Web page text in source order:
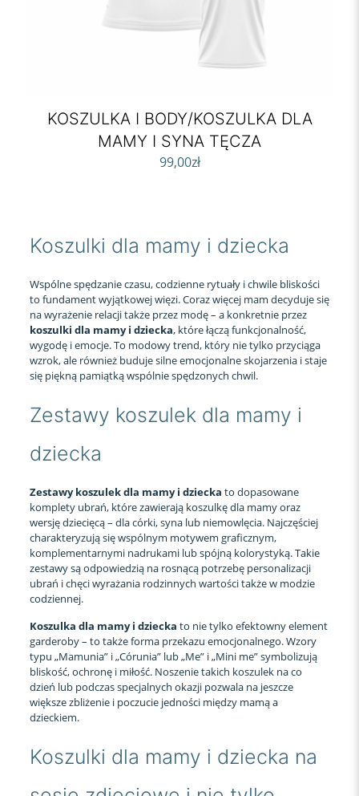
Koszulki dla mamy i dziecka
Wspólne spędzanie czasu, codzienne rytuały i chwile bliskości
to fundament wyjątkowej więzi. Coraz więcej mam decyduje się
na wyrażenie relacji także przez modę – a konkretnie przez
koszulki dla mamy i dziecka, które łączą funkcjonalność,
wygodę i emocje. To modowy trend, który nie tylko przyciąga
wzrok, ale również buduje silne emocjonalne skojarzenia i staje
się piękną pamiątką wspólnie spędzonych chwil.
Zestawy koszulek dla mamy i
dziecka
Zestawy koszulek dla mamy i dziecka to dopasowane
komplety ubrań, które zawierają koszulkę dla mamy oraz
wersję dziecięcą – dla córki, syna lub niemowlęcia. Najczęściej
charakteryzują się wspólnym motywem graficznym,
komplementarnymi nadrukami lub spójną kolorystyką. Takie
zestawy są odpowiedzią na rosnącą potrzebę personalizacji
ubrań i chęci wyrażania rodzinnych wartości także w modzie
codziennej.
Koszulka dla mamy i dziecka to nie tylko efektowny element
garderoby – to także forma przekazu emocjonalnego. Wzory
typu „Mamunia” i „Córunia” lub „Me” i „Mini me” symbolizują
bliskość, ochronę i miłość. Noszenie takich koszulek na co
dzień lub podczas specjalnych okazji pozwala na jeszcze
większe zbliżenie i poczucie jedności między mamą a
dzieckiem.
Koszulki dla mamy i dziecka na
KOSZULKA I BODY/KOSZULKA DLA
MAMY I SYNA TĘCZA
99,00zł